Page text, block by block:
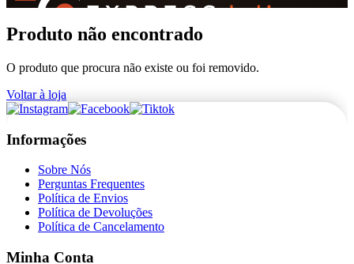
+de 36.000 reviews
Produto não encontrado
O produto que procura não existe ou foi removido.
Voltar à loja
Informações
Sobre Nós
Perguntas Frequentes
Política de Envios
Política de Devoluções
Política de Cancelamento
Minha Conta